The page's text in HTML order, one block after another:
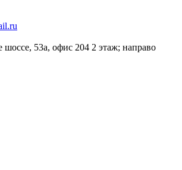
шоссе, 53а, офис 204 2 этаж; направо